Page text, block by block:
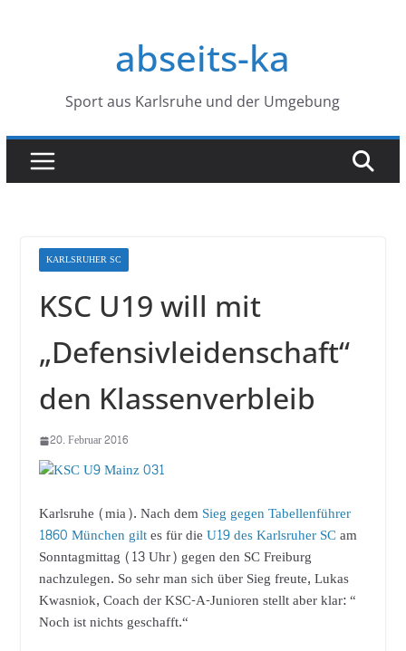
abseits-ka
Sport aus Karlsruhe und der Umgebung
KARLSRUHER SC
KSC U19 will mit
„Defensivleidenschaft“
den Klassenverbleib
20. Februar 2016
Karlsruhe (mia). Nach demSieg gegen Tabellenführer
1860 München giltes für dieU19 des Karlsruher SCam
Sonntagmittag (13 Uhr) gegen den SC Freiburg
nachzulegen. So sehr man sich über Sieg freute, Lukas
Kwasniok, Coach der KSC-A-Junioren stellt aber klar: “
Noch ist nichts geschafft.“